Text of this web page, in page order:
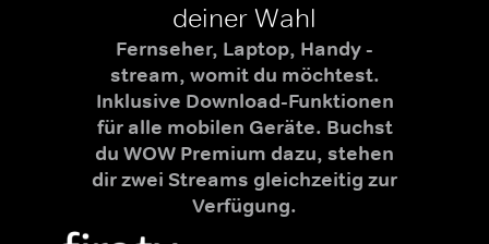
deiner Wahl
Fernseher, Laptop, Handy -
stream, womit du möchtest.
Inklusive Download-Funktionen
für alle mobilen Geräte. Buchst
du WOW Premium dazu, stehen
dir zwei Streams gleichzeitig zur
Verfügung.